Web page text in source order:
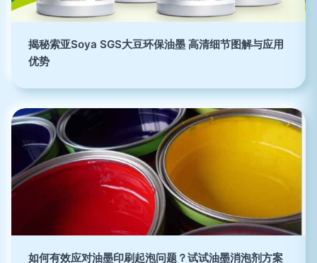
揭秘索亚Soya SGS大豆环保油墨 高清细节图解与应用
优势
如何有效应对油墨印刷起泡问题？试试油墨消泡剂方案